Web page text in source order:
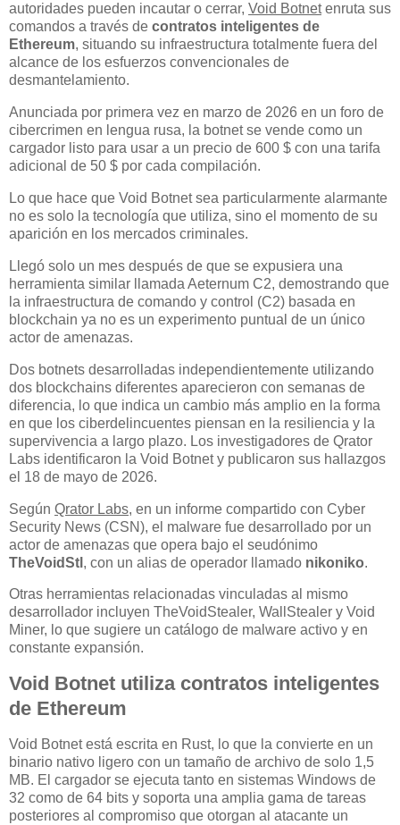
autoridades pueden incautar o cerrar, Void Botnetenruta sus
comandos a través de contratos inteligentes de
Ethereum, situando su infraestructura totalmente fuera del
alcance de los esfuerzos convencionales de
desmantelamiento.
Anunciada por primera vez en marzo de 2026 en un foro de
cibercrimen en lengua rusa, la botnet se vende como un
cargador listo para usar a un precio de 600 $ con una tarifa
adicional de 50 $ por cada compilación.
Lo que hace que Void Botnet sea particularmente alarmante
no es solo la tecnología que utiliza, sino el momento de su
aparición en los mercados criminales.
Llegó solo un mes después de que se expusiera una
herramienta similar llamada Aeternum C2, demostrando que
la infraestructura de comando y control (C2) basada en
blockchain ya no es un experimento puntual de un único
actor de amenazas.
Dos botnets desarrolladas independientemente utilizando
dos blockchains diferentes aparecieron con semanas de
diferencia, lo que indica un cambio más amplio en la forma
en que los ciberdelincuentes piensan en la resiliencia y la
supervivencia a largo plazo. Los investigadores de Qrator
Labs identificaron la Void Botnet y publicaron sus hallazgos
el 18 de mayo de 2026.
Según Qrator Labs, en un informe compartido con Cyber
Security News (CSN), el malware fue desarrollado por un
actor de amenazas que opera bajo el seudónimo
TheVoidStl , con un alias de operador llamado nikoniko.
Otras herramientas relacionadas vinculadas al mismo
desarrollador incluyen TheVoidStealer, WallStealer y Void
Miner, lo que sugiere un catálogo de malware activo y en
constante expansión.
Void Botnet utiliza contratos inteligentes
de Ethereum
Void Botnet está escrita en Rust, lo que la convierte en un
binario nativo ligero con un tamaño de archivo de solo 1,5
MB. El cargador se ejecuta tanto en sistemas Windows de
32 como de 64 bits y soporta una amplia gama de tareas
posteriores al compromiso que otorgan al atacante un